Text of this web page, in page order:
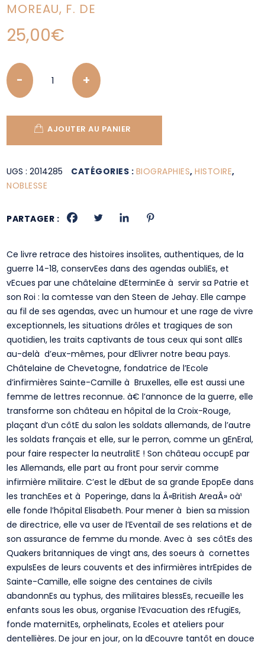
MOREAU, F. DE
25,00€
Quantity
AJOUTER AU PANIER
UGS :2014285 CATÉGORIES : BIOGRAPHIES,HISTOIRE,
NOBLESSE
PARTAGER :
Ce livre retrace des histoires insolites, authentiques, de la
guerre 14-18, conservEes dans des agendas oubliEs, et
vEcues par une châtelaine dEterminEe à servir sa Patrie et
son Roi : la comtesse van den Steen de Jehay. Elle campe
au fil de ses agendas, avec un humour et une rage de vivre
exceptionnels, les situations drôles et tragiques de son
quotidien, les traits captivants de tous ceux qui sont allEs
au-delà d’eux-mêmes, pour dElivrer notre beau pays.
Châtelaine de Chevetogne, fondatrice de l’Ecole
d’infirmières Sainte-Camille à Bruxelles, elle est aussi une
femme de lettres reconnue. à€ l’annonce de la guerre, elle
transforme son château en hôpital de la Croix-Rouge,
plaçant d’un côtE du salon les soldats allemands, de l’autre
les soldats français et elle, sur le perron, comme un gEnEral,
pour faire respecter la neutralitE ! Son château occupE par
les Allemands, elle part au front pour servir comme
infirmière militaire. C’est le dEbut de sa grande EpopEe dans
les tranchEes et à Poperinge, dans la Â«British AreaÂ» oà¹
elle fonde l’hôpital Elisabeth. Pour mener à bien sa mission
de directrice, elle va user de l’Eventail de ses relations et de
son assurance de femme du monde. Avec à ses côtEs des
Quakers britanniques de vingt ans, des soeurs à cornettes
expulsEes de leurs couvents et des infirmières intrEpides de
Sainte-Camille, elle soigne des centaines de civils
abandonnEs au typhus, des militaires blessEs, recueille les
enfants sous les obus, organise l’Evacuation des rEfugiEs,
fonde maternitEs, orphelinats, Ecoles et ateliers pour
dentellières. De jour en jour, on la dEcouvre tantôt en douce